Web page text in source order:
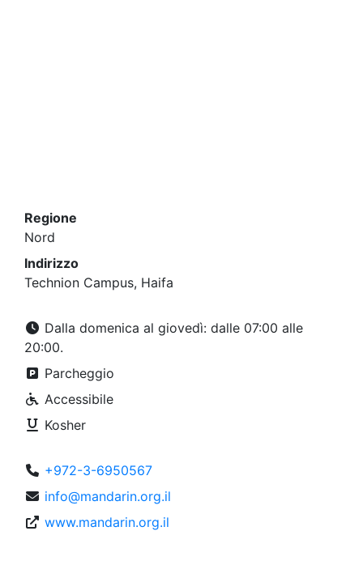
Regione
Nord
Indirizzo
Technion Campus, Haifa
Dalla domenica al giovedì: dalle 07:00 alle
20:00.
Parcheggio
Accessibile
Kosher
+972-3-6950567
info@mandarin.org.il
www.mandarin.org.il